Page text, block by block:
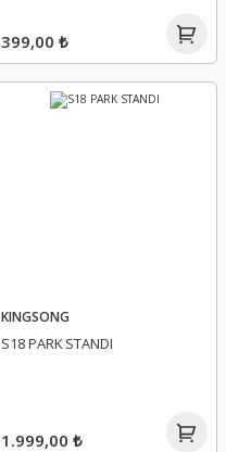
399,00 ₺
KINGSONG
S18 PARK STANDI
1.999,00 ₺